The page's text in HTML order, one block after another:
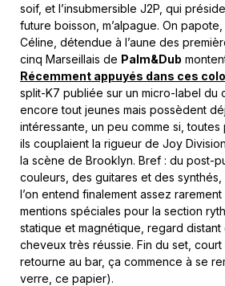
soif, et l’insubmersible J2P, qui
future boisson, m’alpague. On
Céline, détendue à l’aune des
cinq Marseillais de Palm&Dub
Récemment appuyés dans ces
split-K7 publiée sur un micro-label du
encore tout jeunes mais possèdent
intéressante, un peu comme si,
ils couplaient la rigueur de Joy
la scène de Brooklyn. Bref : du post-
couleurs, des guitares et des
l’on entend finalement assez
mentions spéciales pour la section
statique et magnétique, regard
cheveux très réussie. Fin du set, court
retourne au bar, ça commence à se
verre, ce papier).